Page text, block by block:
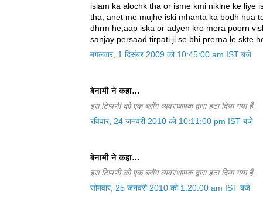
islam ka alochk tha or isme kmi niklne ke liye
tha, anet me mujhe iski mhanta ka bodh hua
dhrm he,aap iska or adyen kro mera poorn
sanjay persaad tirpati ji se bhi prerna le skte
मंगलवार, 1 दिसंबर 2009 को 10:45:00 am IST बजे
बेनामी ने कहा…
इस टिप्पणी को एक ब्लॉग व्यवस्थापक द्वारा हटा दिया गया है.
रविवार, 24 जनवरी 2010 को 10:11:00 pm IST बजे
बेनामी ने कहा…
इस टिप्पणी को एक ब्लॉग व्यवस्थापक द्वारा हटा दिया गया है.
सोमवार, 25 जनवरी 2010 को 1:20:00 am IST बजे